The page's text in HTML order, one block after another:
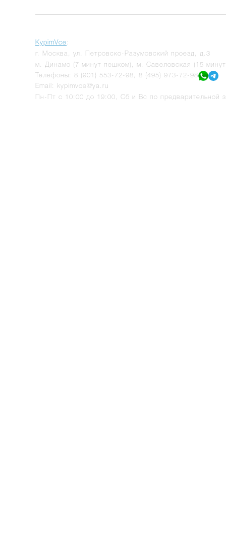
KypimVce:
г.
Москва
ул. Петровско-Разумовский проезд, д.3
м. Динамо (7 минут пешком), м. Савеловская (15
Телефоны: 8 (901) 553-72-98
8 (495) 973-72-98
Email: kypimvce@ya.ru
Пн-Пт с 10:00 до 19:00, Сб и Вс по предварительной